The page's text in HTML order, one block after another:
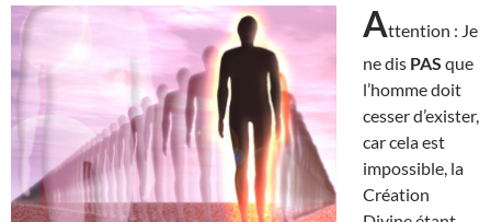
Attention : Je
ne dis PAS que
l’homme doit
cesser d’exister,
car cela est
impossible, la
Création